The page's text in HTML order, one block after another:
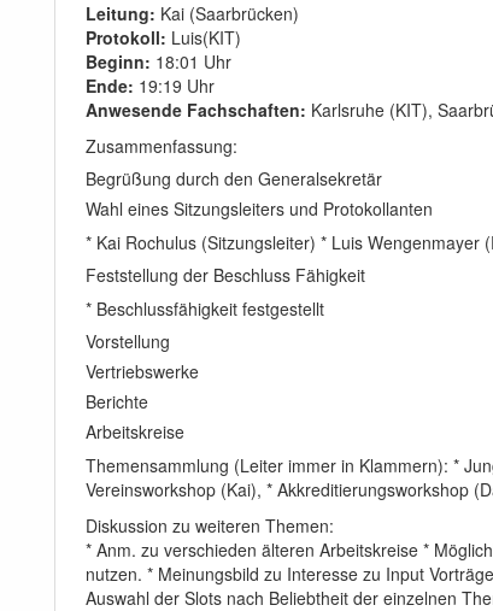
Leitung: Kai (Saarbrücken)
Protokoll: Luis(KIT)
Beginn: 18:01 Uhr
Ende: 19:19 Uhr
Anwesende Fachschaften: Karlsruhe (KIT),
Zusammenfassung:
Begrüßung durch den Generalsekretär
Wahl eines Sitzungsleiters und Protokollanten
* Kai Rochulus (Sitzungsleiter) * Luis
Feststellung der Beschluss Fähigkeit
* Beschlussfähigkeit festgestellt
Vorstellung
Vertriebswerke
Berichte
Arbeitskreise
Themensammlung (Leiter immer in Klammern): *
Vereinsworkshop (Kai), * Akkreditierungsworkshop
Diskussion zu weiteren Themen:
* Anm. zu verschieden älteren Arbeitskreise *
nutzen. * Meinungsbild zu Interesse zu Input
Auswahl der Slots nach Beliebtheit der einzelnen